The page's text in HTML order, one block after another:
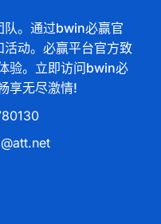
。通过bwin必赢官
动。必赢平台官方致
验。立即访问bwin必
享无尽激情!